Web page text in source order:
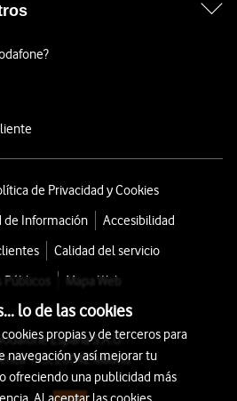
de Privacidad y Cookies
de Información
Accesibilidad
Calidad del servicio
Mapa Web
España S.A.U.
115, 28042 Madrid
lo de las cookies
propias y de terceros para
navegación y así mejorar tu
ofreciendo una publicidad más